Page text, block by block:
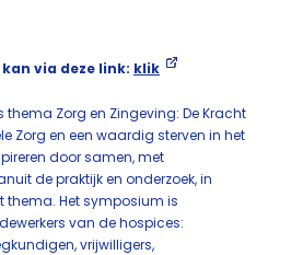
via deze link: klik
Zorg en Zingeving: De Kracht
Zorg en een waardig sterven in het
door samen, met
de praktijk en onderzoek, in
thema. Het symposium is
van de hospices:
vrijwilligers,